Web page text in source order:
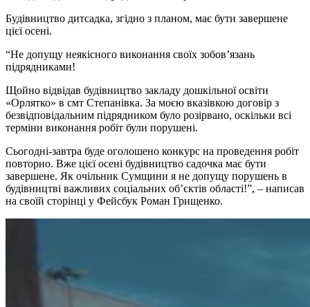
Будівництво дитсадка, згідно з планом, має бути завершене
цієї осені.
“Не допущу неякісного виконання своїх зобов’язань
підрядниками!
Щойно відвідав будівництво закладу дошкільної освіти
«Орлятко» в смт Степанівка. За моєю вказівкою договір з
безвідповідальним підрядником було розірвано, оскільки всі
терміни виконання робіт були порушені.
Сьогодні-завтра буде оголошено конкурс на проведення робіт
повторно. Вже цієї осені будівництво садочка має бути
завершене. Як очільник Сумщини я не допущу порушень в
будівництві важливих соціальних об’єктів області!”, – написав
на своїй сторінці у Фейсбук Роман Грищенко.